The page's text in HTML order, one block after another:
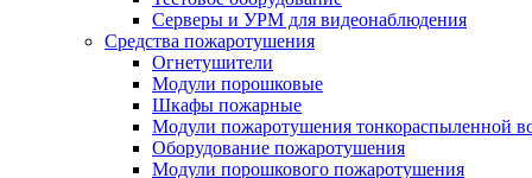
Серверы и УРМ для видеонаблюдения
Средства пожаротушения
Огнетушители
Модули порошковые
Шкафы пожарные
Модули пожаротушения тонкораспыленной
Оборудование пожаротушения
Модули порошкового пожаротушения